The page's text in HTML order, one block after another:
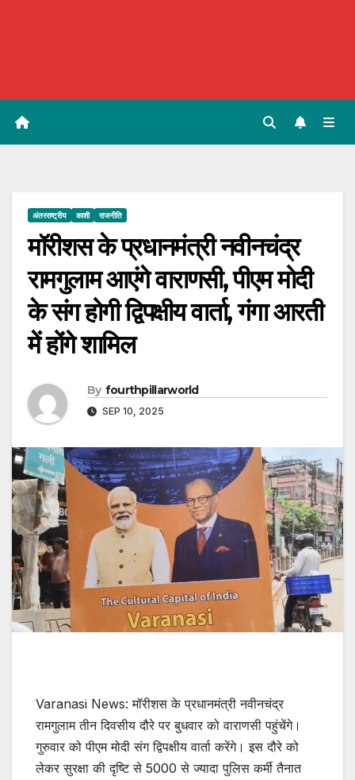
अंतरराष्ट्रीय काशी राजनीति
मॉरीशस के प्रधानमंत्री नवीनचंद्र
रामगुलाम आएंगे वाराणसी, पीएम मोदी
के संग होगी द्विपक्षीय वार्ता, गंगा आरती
में होंगे शामिल
By fourthpillarworld
SEP 10, 2025
Varanasi News: मॉरीशस के प्रधानमंत्री नवीनचंद्र
रामगुलाम तीन दिवसीय दौरे पर बुधवार को वाराणसी पहुंचेंगे।
गुरुवार को पीएम मोदी संग द्विपक्षीय वार्ता करेंगे। इस दौरे को
लेकर सुरक्षा की दृष्टि से 5000 से ज्यादा पुलिस कर्मी तैनात